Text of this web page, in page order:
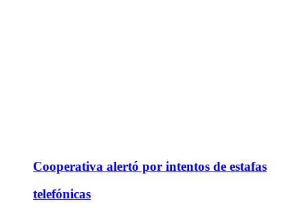
Cooperativa alertó por intentos de estafas
telefónicas